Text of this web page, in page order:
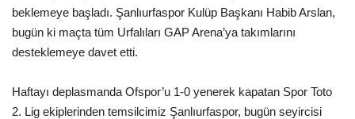
Gündem
Tekno Bilim
Ekonomi
beklemeye başladı. Şanlıurfaspor Kulüp Başkanı Habib Arslan,
bugün ki maçta tüm Urfalıları GAP Arena’ya takımlarını
desteklemeye davet etti.
Haftayı deplasmanda Ofspor’u 1-0 yenerek kapatan Spor Toto
2. Lig ekiplerinden temsilcimiz Şanlıurfaspor, bugün seyircisi